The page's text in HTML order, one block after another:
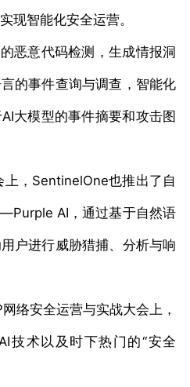
现智能化安全运营。
恶意代码检测，生成情报洞
的事件查询与调查，智能化
大模型的事件摘要和攻击图
上，SentinelOne也推出了自
AI，通过基于自然语
户进行威胁猎捕、分析与响
络安全运营与实战大会上，
技术以及时下热门的“安全